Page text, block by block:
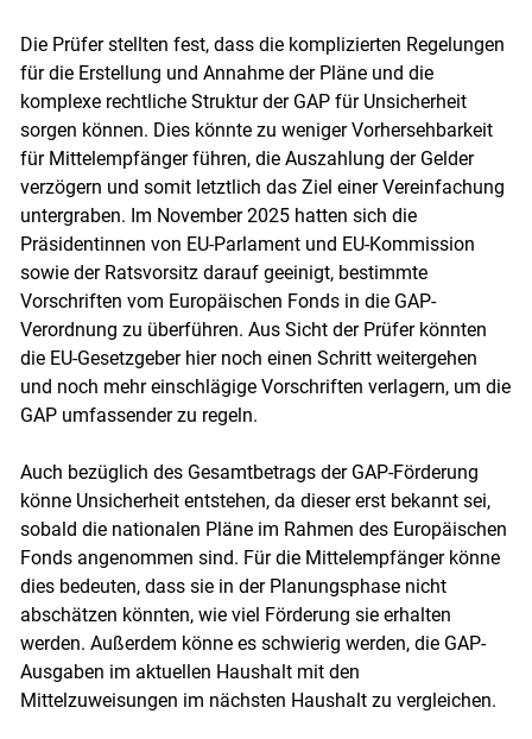
Die Prüfer stellten fest, dass die komplizierten Regelungen
für die Erstellung und Annahme der Pläne und die
komplexe rechtliche Struktur der GAP für Unsicherheit
sorgen können. Dies könnte zu weniger Vorhersehbarkeit
für Mittelempfänger führen, die Auszahlung der Gelder
verzögern und somit letztlich das Ziel einer Vereinfachung
untergraben. Im November 2025 hatten sich die
Präsidentinnen von EU-Parlament und EU-Kommission
sowie der Ratsvorsitz darauf geeinigt, bestimmte
Vorschriften vom Europäischen Fonds in die GAP-
Verordnung zu überführen. Aus Sicht der Prüfer könnten
die EU-Gesetzgeber hier noch einen Schritt weitergehen
und noch mehr einschlägige Vorschriften verlagern, um die
GAP umfassender zu regeln.
Auch bezüglich des Gesamtbetrags der GAP-Förderung
könne Unsicherheit entstehen, da dieser erst bekannt sei,
sobald die nationalen Pläne im Rahmen des Europäischen
Fonds angenommen sind. Für die Mittelempfänger könne
dies bedeuten, dass sie in der Planungsphase nicht
abschätzen könnten, wie viel Förderung sie erhalten
werden. Außerdem könne es schwierig werden, die GAP-
Ausgaben im aktuellen Haushalt mit den
Mittelzuweisungen im nächsten Haushalt zu vergleichen.